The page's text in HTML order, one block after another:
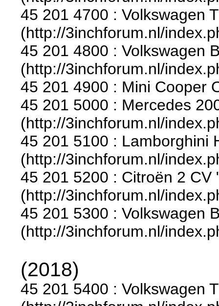
45 201 4700 : Volkswagen
(http://3inchforum.nl/
45 201 4800 : Volkswagen
(http://3inchforum.nl/
45 201 4900 : Mini Cooper
45 201 5000 : Mercedes
(http://3inchforum.nl/
45 201 5100 : Lamborghini
(http://3inchforum.nl/
45 201 5200 : Citroën 2 CV
(http://3inchforum.nl/
45 201 5300 : Volkswagen
(http://3inchforum.nl/
(2018)
45 201 5400 : Volkswagen